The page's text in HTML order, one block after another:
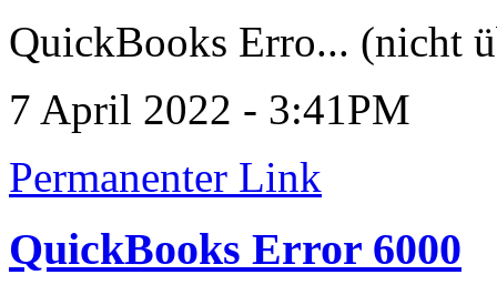
QuickBooks Erro... (nicht
7 April 2022 - 3:41PM
Permanenter Link
QuickBooks Error 6000